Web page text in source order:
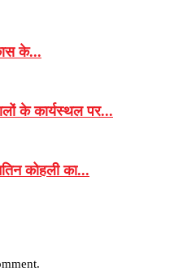
के...
के कार्यस्थल पर...
कोहली का...